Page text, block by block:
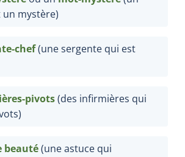
mystère)
chef(une sergente qui est
pivots(des infirmières qui
beauté(une astuce qui